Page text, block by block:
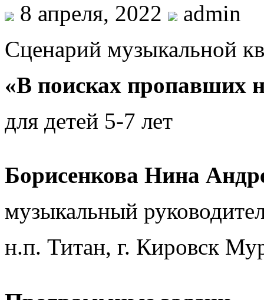
8 апреля, 2022
admin
Сценарий музыкальной
«В поисках пропавших
для детей 5-7 лет
Борисенкова Нина
музыкальный
н.п. Титан, г. Кировск